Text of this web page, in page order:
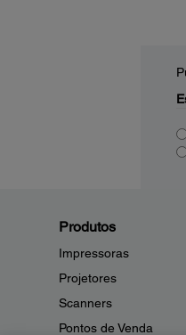
Produtos
Impressoras
Projetores
Scanners
Pontos de Venda